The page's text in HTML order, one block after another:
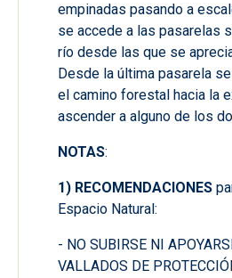
empinadas pasando a
se accede a las pasarelas
río desde las que se
Desde la última pasarela
el camino forestal hacia la
ascender a alguno de los
NOTAS:
1) RECOMENDACIONES
Espacio Natural:
- NO SUBIRSE NI
VALLADOS DE